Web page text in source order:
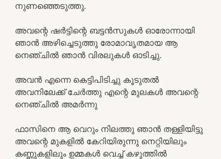
നുണഞ്ഞെടുത്തു.
അവന്റെ ഷർട്ടിന്റെ ബട്ടൻസുകൾ ഓരോന്നായി
ഞാൻ അഴിച്ചെടുത്തു രോമാവൃതമായ ആ
നെഞ്ചിൽ ഞാൻ വിരലുകൾ ഓടിച്ചു.
അവൻ എന്നെ കെട്ടിപിടിച്ചു കൂടുതൽ
അവനിലേക്ക്‌ ചേർത്തു എന്റെ മുലകൾ അവന്റെ
നെഞ്ചിൽ അമർന്നു
ഫാസിനെ ആ വെറും നിലത്തു ഞാൻ തള്ളിയിട്ടു
അവന്റെ മുകളിൽ കേറിയിരുന്നു നെറ്റിയിലും
കണ്ണുകളിലും ഉമ്മകൾ വെച്ച് കഴുത്തിൽ